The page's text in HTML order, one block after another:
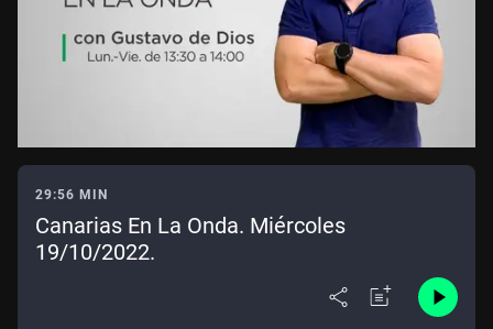
29:56 MIN
Canarias En La Onda. Miércoles
19/10/2022.